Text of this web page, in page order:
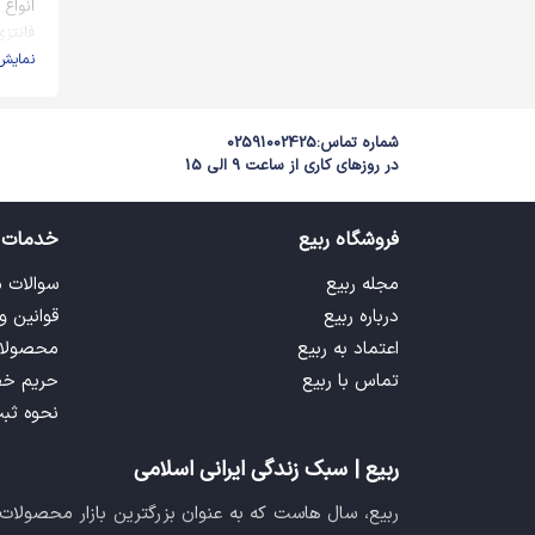
شماره تماس:02591002425
در روزهای کاری از ساعت 9 الی 15
فروشگاه ربیع
مجله ربیع
درباره ربیع
اعتماد به ربیع
تماس با ربیع
خدمات
سوالات
قوانین
حریم
نحوه
ربیع | سبک زندگی ایرانی اسلامی
ربیع، سال هاست که به عنوان بزرگترین بازار